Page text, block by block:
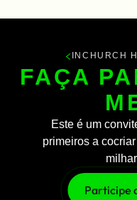
< INCHURCH
FAÇA
Este é um
primeiros a
Participe